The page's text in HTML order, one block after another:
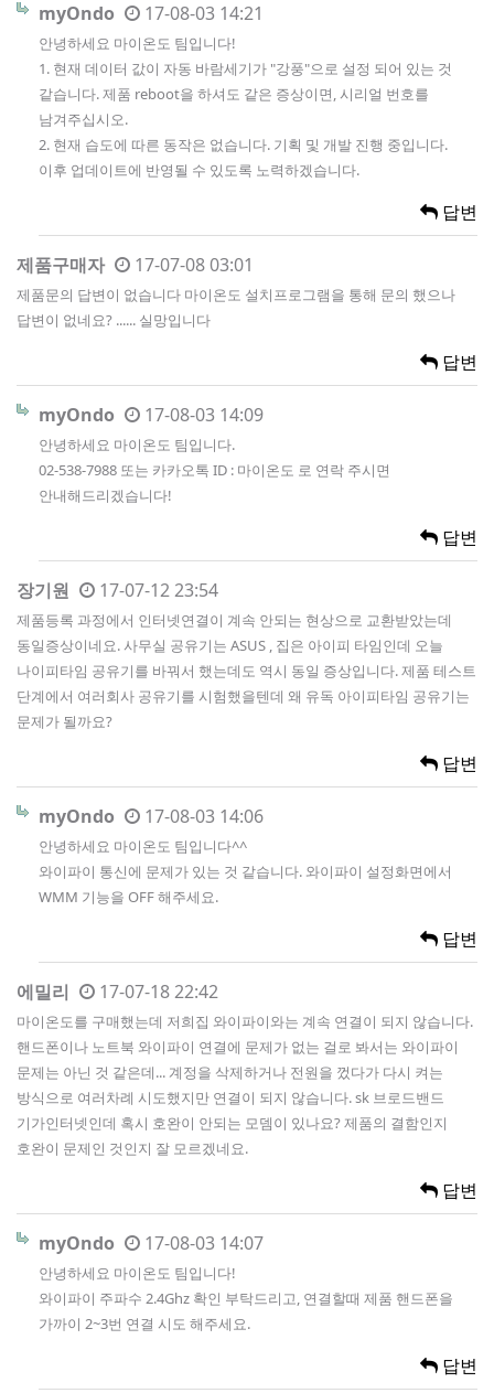
myOndo 17-08-03 14:21
안녕하세요 마이온도 팀입니다!
1. 현재 데이터 값이 자동 바람세기가 "강풍"으로 설정 되어 있는 것
같습니다. 제품 reboot을 하셔도 같은 증상이면, 시리얼 번호를
남겨주십시오.
2. 현재 습도에 따른 동작은 없습니다. 기획 및 개발 진행 중입니다.
이후 업데이트에 반영될 수 있도록 노력하겠습니다.
답변
제품구매자 17-07-08 03:01
제품문의 답변이 없습니다 마이온도 설치프로그램을 통해 문의 했으나
답변이 없네요? ...... 실망입니다
답변
myOndo 17-08-03 14:09
안녕하세요 마이온도 팀입니다.
02-538-7988 또는 카카오톡 ID : 마이온도 로 연락 주시면
안내해드리겠습니다!
답변
장기원 17-07-12 23:54
제품등록 과정에서 인터넷연결이 계속 안되는 현상으로 교환받았는데
동일증상이네요. 사무실 공유기는 ASUS , 집은 아이피 타임인데 오늘
나이피타임 공유기를 바꿔서 했는데도 역시 동일 증상입니다. 제품 테스트
단계에서 여러회사 공유기를 시험했을텐데 왜 유독 아이피타임 공유기는
문제가 될까요?
답변
myOndo 17-08-03 14:06
안녕하세요 마이온도 팀입니다^^
와이파이 통신에 문제가 있는 것 같습니다. 와이파이 설정화면에서
WMM 기능을 OFF 해주세요.
답변
에밀리 17-07-18 22:42
마이온도를 구매했는데 저희집 와이파이와는 계속 연결이 되지 않습니다.
핸드폰이나 노트북 와이파이 연결에 문제가 없는 걸로 봐서는 와이파이
문제는 아닌 것 같은데... 계정을 삭제하거나 전원을 껐다가 다시 켜는
방식으로 여러차례 시도했지만 연결이 되지 않습니다. sk 브로드밴드
기가인터넷인데 혹시 호완이 안되는 모뎀이 있나요? 제품의 결함인지
호완이 문제인 것인지 잘 모르겠네요.
답변
myOndo 17-08-03 14:07
안녕하세요 마이온도 팀입니다!
와이파이 주파수 2.4Ghz 확인 부탁드리고, 연결할때 제품 핸드폰을
가까이 2~3번 연결 시도 해주세요.
답변